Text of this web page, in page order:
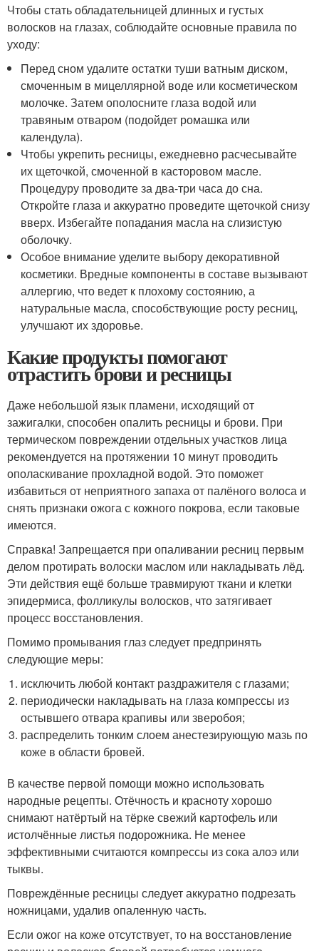
Чтобы стать обладательницей длинных и густых
волосков на глазах, соблюдайте основные правила по
уходу:
Перед сном удалите остатки туши ватным диском,
смоченным в мицеллярной воде или косметическом
молочке. Затем ополосните глаза водой или
травяным отваром (подойдет ромашка или
календула).
Чтобы укрепить ресницы, ежедневно расчесывайте
их щеточкой, смоченной в касторовом масле.
Процедуру проводите за два-три часа до сна.
Откройте глаза и аккуратно проведите щеточкой снизу
вверх. Избегайте попадания масла на слизистую
оболочку.
Особое внимание уделите выбору декоративной
косметики. Вредные компоненты в составе вызывают
аллергию, что ведет к плохому состоянию, а
натуральные масла, способствующие росту ресниц,
улучшают их здоровье.
Какие продукты помогают
отрастить брови и ресницы
Даже небольшой язык пламени, исходящий от
зажигалки, способен опалить ресницы и брови. При
термическом повреждении отдельных участков лица
рекомендуется на протяжении 10 минут проводить
ополаскивание прохладной водой. Это поможет
избавиться от неприятного запаха от палёного волоса и
снять признаки ожога с кожного покрова, если таковые
имеются.
Справка! Запрещается при опаливании ресниц первым
делом протирать волоски маслом или накладывать лёд.
Эти действия ещё больше травмируют ткани и клетки
эпидермиса, фолликулы волосков, что затягивает
процесс восстановления.
Помимо промывания глаз следует предпринять
следующие меры:
исключить любой контакт раздражителя с глазами;
периодически накладывать на глаза компрессы из
остывшего отвара крапивы или зверобоя;
распределить тонким слоем анестезирующую мазь по
коже в области бровей.
В качестве первой помощи можно использовать
народные рецепты. Отёчность и красноту хорошо
снимают натёртый на тёрке свежий картофель или
истолчённые листья подорожника. Не менее
эффективными считаются компрессы из сока алоэ или
тыквы.
Повреждённые ресницы следует аккуратно подрезать
ножницами, удалив опаленную часть.
Если ожог на коже отсутствует, то на восстановление